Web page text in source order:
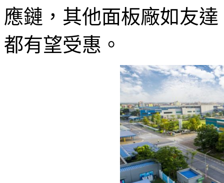
應鏈，其他面板廠如友
都有望受惠。